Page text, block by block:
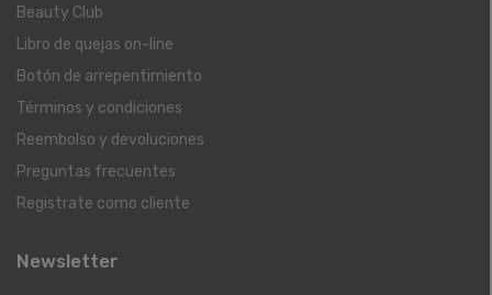
Beauty Club
Libro de quejas on-line
Botón de arrepentimiento
Términos y condiciones
Reembolso y devoluciones
Preguntas frecuentes
Registrate como cliente
Newsletter